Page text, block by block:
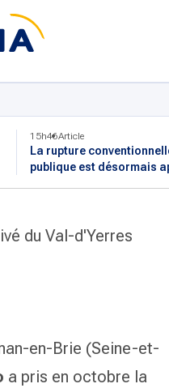
15h46Article
La rupture
publique est désormais
du Val-d'Yerres
en-Brie (Seine-et-
a pris en octobre la